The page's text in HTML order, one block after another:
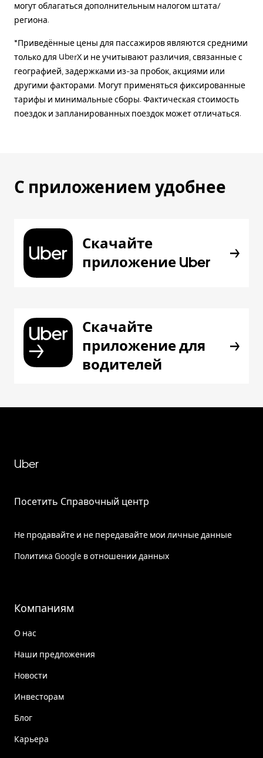
могут облагаться дополнительным налогом штата/
региона.
*Приведённые цены для пассажиров являются средними
только для UberX и не учитывают различия, связанные с
географией, задержками из-за пробок, акциями или
другими факторами. Могут применяться фиксированные
тарифы и минимальные сборы. Фактическая стоимость
поездок и запланированных поездок может отличаться.
С приложением удобнее
Скачайте
приложение Uber
Скачайте
приложение для
водителей
Uber
Посетить Справочный центр
Не продавайте и не передавайте мои личные данные
Политика Google в отношении данных
Компаниям
О нас
Наши предложения
Новости
Инвесторам
Блог
Карьера